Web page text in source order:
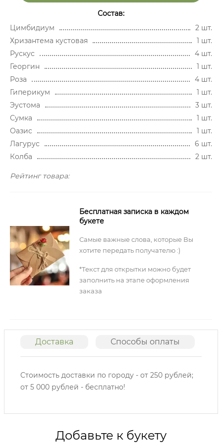
Состав:
Цимбидиум
2 шт.
Хризантема кустовая
1 шт.
Рускус
4 шт.
Георгин
1 шт.
Роза
4 шт.
Гиперикум
1 шт.
Эустома
3 шт.
Сумка
1 шт.
Оазис
1 шт.
Лагурус
6 шт.
Колба
2 шт.
Рейтинг товара:
Бесплатная записка в каждом
букете
Самые важные слова, которые Вы
хотите передать получателю :)
*Текст для открытки можно будет
заполнить на этапе оформления
заказа
Доставка Способы оплаты
Стоимость доставки по городу - от 250 рублей;
от 5 000 рублей - бесплатно!
Добавьте к букету